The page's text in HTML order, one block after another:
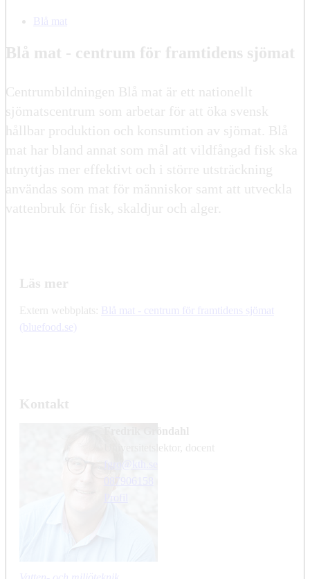
Blå mat
Blå mat - centrum för framtidens sjömat
Centrumbildningen Blå mat är ett nationellt
sjömatscentrum som arbetar för att öka svensk
hållbar produktion och konsumtion av sjömat. Blå
mat har bland annat som mål att vildfångad fisk ska
utnyttjas mer effektivt och i större utsträckning
användas som mat för människor samt att utveckla
vattenbruk för fisk, skaldjur och alger.
Läs mer
Extern webbplats:
Blå mat - centrum för framtidens sjömat
(bluefood.se)
Kontakt
Fredrik Gröndahl
universitetslektor, docent